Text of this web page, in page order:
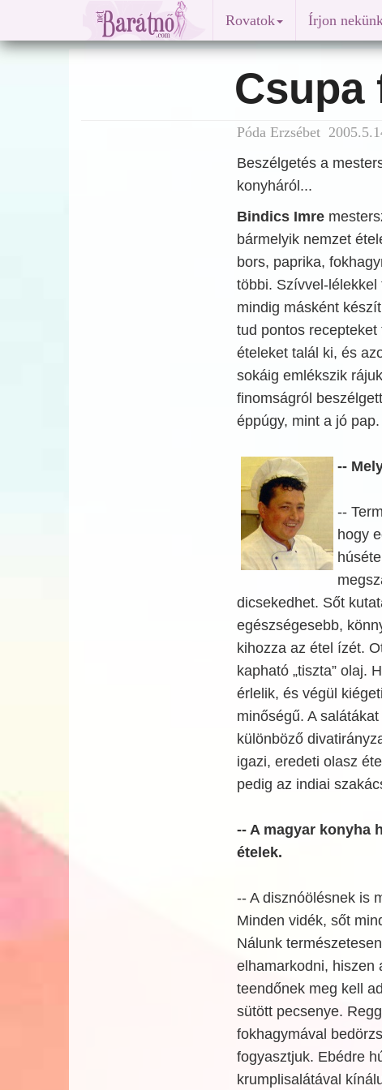
Rovatok Írjon
Csupa
Póda Erzsébet
Beszélgetés a
konyháról...
Bindics Imre
bármelyik nemzet
bors, paprika,
többi. Szívvel-
mindig másként
tud pontos
ételeket talál ki, és
sokáig emlékszik
finomságról
éppúgy, mint a jó pap.
--
--
hogy
dicsekedhet. Sőt
egészségesebb,
kihozza az étel ízét.
kapható „tiszta” olaj.
érlelik, és végül
minőségű. A
különböző
igazi, eredeti olasz
pedig az indiai
-- A magyar konyha
ételek.
-- A disznóölésnek is
Minden vidék, sőt
Nálunk
elhamarkodni, hiszen
teendőnek meg kell
sütött pecsenye.
fokhagymával
fogyasztjuk. Ebédre
krumplisalátával